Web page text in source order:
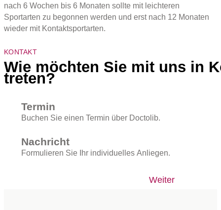
nach 6 Wochen bis 6 Monaten sollte mit leichteren
Sportarten zu begonnen werden und erst nach 12 Monaten
wieder mit Kontaktsportarten.
KONTAKT
Wie möchten Sie mit uns in
treten?
Termin
Buchen Sie einen Termin über Doctolib.
Nachricht
Formulieren Sie Ihr individuelles Anliegen.
Weiter